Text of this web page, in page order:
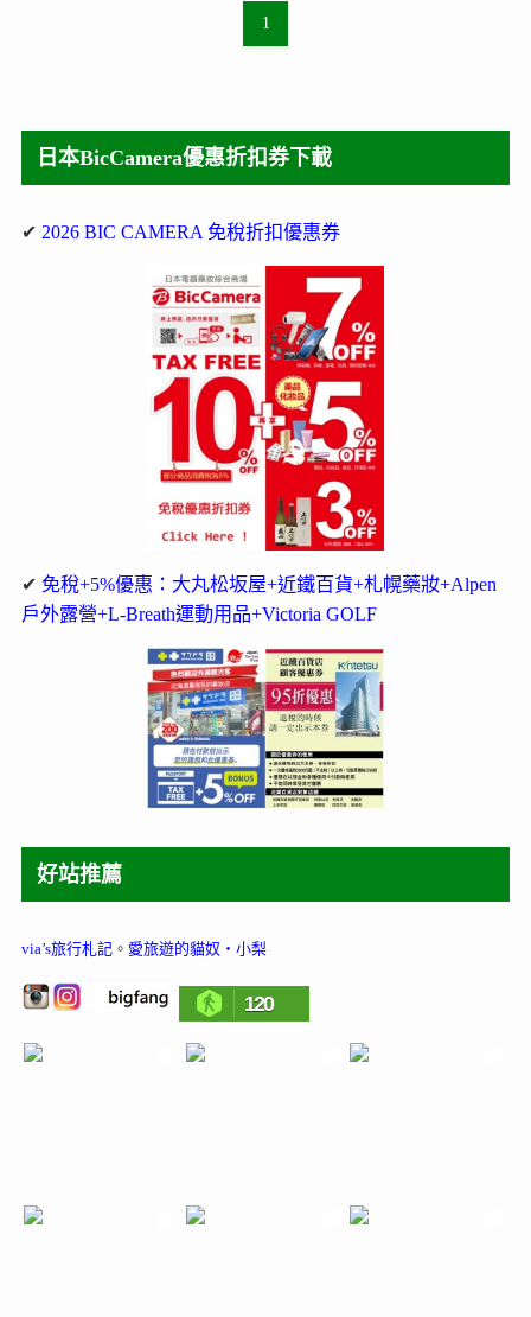
1
日本BicCamera優惠折扣券下載
✔ 2026 BIC CAMERA 免稅折扣優惠券
✔ 免稅+5%優惠：大丸松坂屋+近鐵百貨+札幌藥妝+Alpen
戶外露營+L-Breath運動用品+Victoria GOLF
好站推薦
via’s旅行札記。 愛旅遊的貓奴‧小梨
120